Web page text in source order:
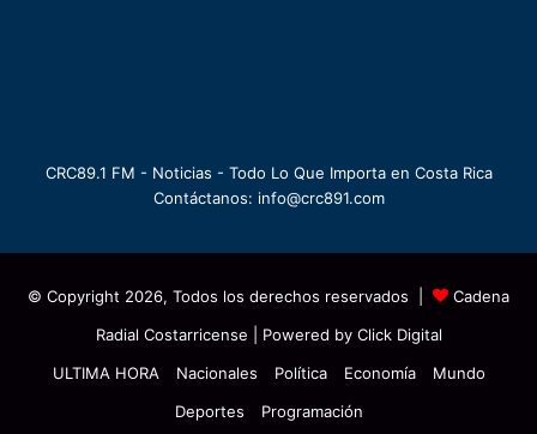
CRC89.1 FM - Noticias - Todo Lo Que Importa en Costa Rica
Contáctanos: info@crc891.com
© Copyright 2026, Todos los derechos reservados |
Cadena
Radial Costarricense | Powered by Click Digital
ULTIMA HORA
Nacionales Política Economía
Mundo
Deportes
Programación